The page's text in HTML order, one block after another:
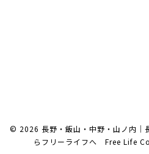
© 2026 長野・飯山・中野・山ノ内｜
らフリーライフへ Free Life